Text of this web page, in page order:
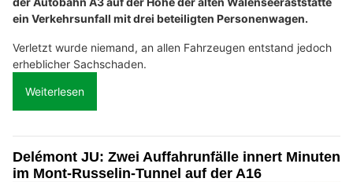
ein Verkehrsunfall mit drei beteiligten Personenwagen.
Verletzt wurde niemand, an allen Fahrzeugen entstand jedoch
erheblicher Sachschaden.
Weiterlesen
Delémont JU: Zwei Auffahrunfälle innert Minuten
im Mont-Russelin-Tunnel auf der A16